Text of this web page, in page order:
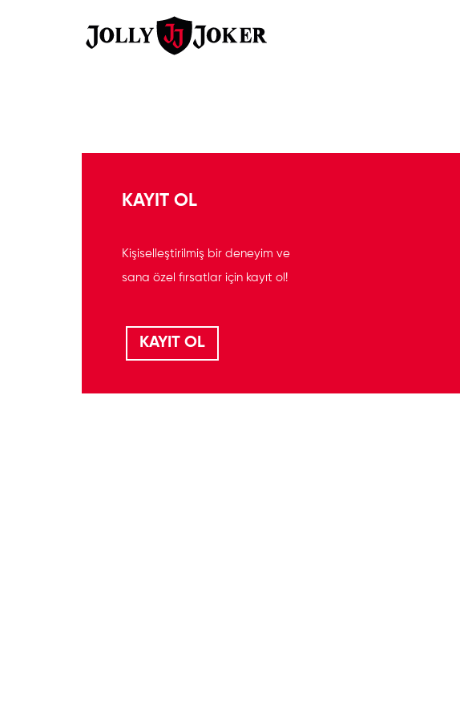
KAYIT OL
Kişiselleştirilmiş bir deneyim ve
sana özel fırsatlar için kayıt ol!
KAYIT OL